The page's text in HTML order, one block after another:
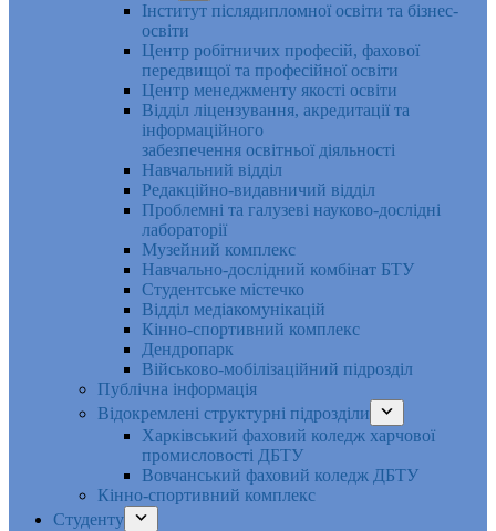
Інститут післядипломної освіти та бізнес-
освіти
Центр робітничих професій, фахової
передвищої та професійної освіти
Центр менеджменту якості освіти
Відділ ліцензування, акредитації та
інформаційного
забезпечення освітньої діяльності
Навчальний відділ
Редакційно-видавничий відділ
Проблемні та галузеві науково-дослідні
лабораторії
Музейний комплекс
Навчально-дослідний комбінат БТУ
Студентське містечко
Відділ медіакомунікацій
Кінно-спортивний комплекс
Дендропарк
Військово-мобілізаційний підрозділ
Публічна інформація
Відокремлені структурні підрозділи
Харківський фаховий коледж харчової
промисловості ДБТУ
Вовчанський фаховий коледж ДБТУ
Кінно-спортивний комплекс
Студенту